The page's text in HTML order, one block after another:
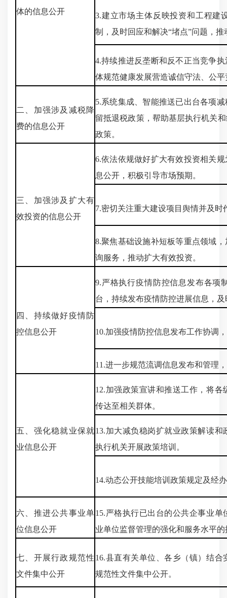
体的信息公开
3.建立市场主体反映投资和工程建
制，及时回应和解决“堵点”问题，
4.持续推进反垄断和反不正当竞争
体规范健康发展营造诚信守法、公
二、加强涉及减税降
费的信息公开
5.系统集成、智能推送已出台各项
留抵退税政策，帮助基层执行机关
政策。
三、加强涉及扩大有
效投资的信息公开
6.依法依规做好扩大有效投资相关
息公开，积极引导市场预期。
7.密切关注重大建设项目舆情并及时
8.聚焦基础设施补短板等重点领域
询服务，推动扩大有效投资。
四、持续做好疫情防
控信息公开
9.严格执行疫情防控信息发布各项
台，持续发布疫情防控进展信息，
10.加强疫情防控信息发布工作协调
11.进一步规范流调信息发布和管理
五、强化稳就业保就
业信息公开
12.加强政策宣讲和推送工作，将
传达至相关群体。
13.加大减负稳岗扩就业政策解读
执行机关开展政策培训。
14.动态公开技能培训政策规定及经
六、推进公共事业单
位信息公开
15.严格执行已出台的公共企事业
业单位监督管理的强化和服务水平的
七、开展行政规范性
文件集中公开
16.县直有关单位、各乡（镇）结
规范性文件集中公开。